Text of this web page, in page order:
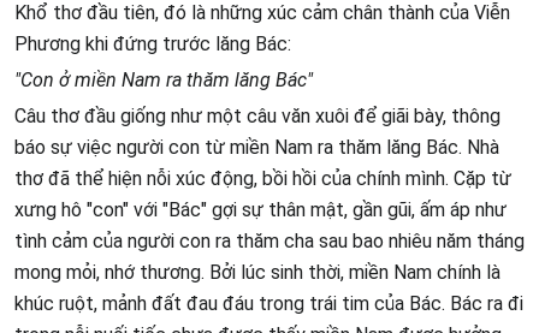
Khổ thơ đầu tiên, đó là những xúc cảm chân thành của Viễn
Phương khi đứng trước lăng Bác:
"Con ở miền Nam ra thăm lăng Bác"
Câu thơ đầu giống như một câu văn xuôi để giãi bày, thông
báo sự việc người con từ miền Nam ra thăm lăng Bác. Nhà
thơ đã thể hiện nỗi xúc động, bồi hồi của chính mình. Cặp từ
xưng hô "con" với "Bác" gợi sự thân mật, gần gũi, ấm áp như
tình cảm của người con ra thăm cha sau bao nhiêu năm tháng
mong mỏi, nhớ thương. Bởi lúc sinh thời, miền Nam chính là
khúc ruột, mảnh đất đau đáu trong trái tim của Bác. Bác ra đi